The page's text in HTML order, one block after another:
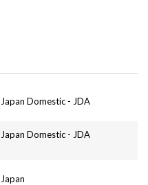
Japan Domestic - JDA
Japan Domestic - JDA
Japan